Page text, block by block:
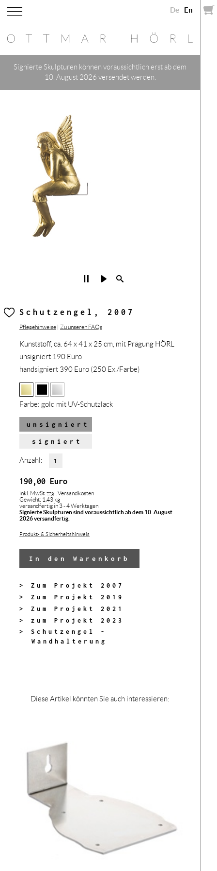
De En
Signierte Skulpturen können voraussichtlich erst ab dem
10. August 2026 versendet werden.
Schutzengel, 2007
Pflegehinweise | Zu unseren FAQs
Kunststoff, ca. 64 x 41 x 25 cm, mit Prägung HÖRL
unsigniert 190 Euro
handsigniert 390 Euro (250 Ex./Farbe)
Farbe: gold mit UV-Schutzlack
unsigniert
signiert
Anzahl:
190,00 Euro
inkl. MwSt. zzgl. Versandkosten
Gewicht: 1,43 kg
versandfertig in 3 - 4 Werktagen
Signierte Skulpturen sind voraussichtlich ab dem 10. August
2026 versandfertig.
Produkt- & Sicherheitshinweis
In den Warenkorb
> Zum Projekt 2007
> Zum Projekt 2019
> Zum Projekt 2021
> zum Projekt 2023
> Schutzengel -
Wandhalterung
Diese Artikel könnten Sie auch interessieren: